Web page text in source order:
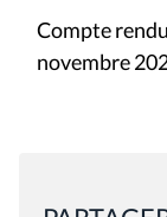
Compte
novembre